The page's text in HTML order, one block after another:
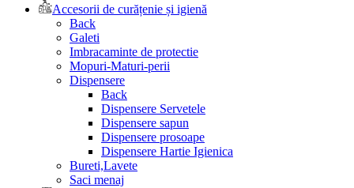
Accesorii de curățenie și igienă
Back
Galeti
Imbracaminte de protectie
Mopuri-Maturi-perii
Dispensere
Back
Dispensere Servetele
Dispensere sapun
Dispensere prosoape
Dispensere Hartie Igienica
Bureti,Lavete
Saci menaj